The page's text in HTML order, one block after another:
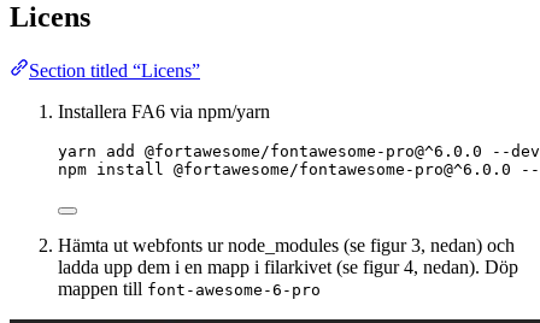
Licens
Section titled “Licens”
Installera FA6 via npm/yarn
yarn add @fortawesome/fontawesome-pro@^6.0.0 --dev
npm install @fortawesome/fontawesome-pro@^6.0.0
Hämta ut webfonts ur node_modules (se figur 3, nedan) och
ladda upp dem i en mapp i filarkivet (se figur 4, nedan). Döp
mappen till font-awesome-6-pro